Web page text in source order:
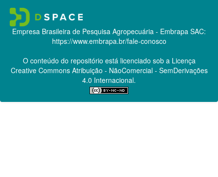
Empresa Brasileira de Pesquisa Agropecuária - Embrapa SAC:
https://www.embrapa.br/fale-conosco
O conteúdo do repositório está licenciado sob a Licença
Creative CommonsAtribuição - NãoComercial - SemDerivações
4.0 Internacional.